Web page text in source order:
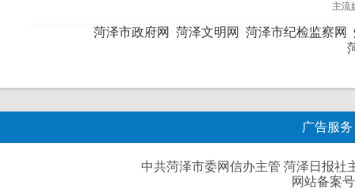
主流
菏泽市政府网 菏泽文明网 菏泽市纪检监察网
广告服务
中共菏泽市委网信办主管 菏泽日报社
网站备案